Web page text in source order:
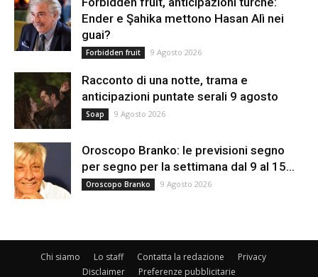
Ender e Şahika mettono Hasan Alì nei
guai?
Forbidden fruit 9 Agosto 2026
Racconto di una notte, trama e
anticipazioni puntate serali 9 agosto
Soap 9 Agosto 2026
Oroscopo Branko: le previsioni segno
per segno per la settimana dal 9 al 15...
Oroscopo Branko 9 Agosto 2026
Chi siamo Lo staff Contatta la redazione
Privacy
Disclaimer
Preferenze pubblicitarie